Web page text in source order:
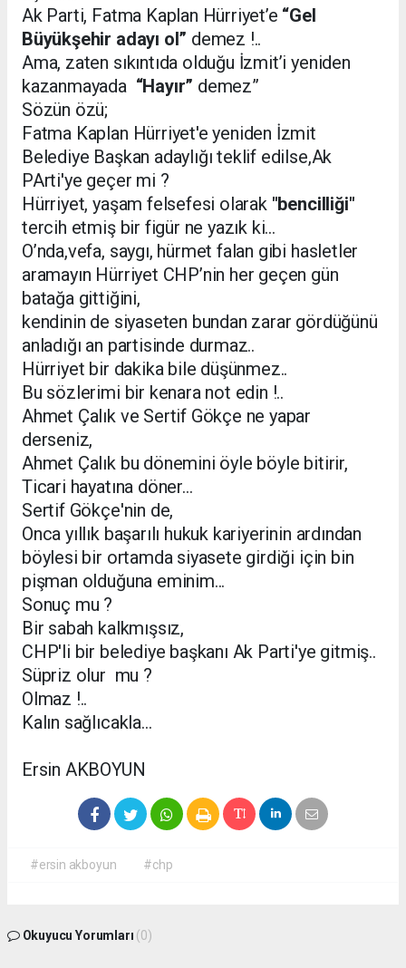
Ak Parti, Fatma Kaplan Hürriyet’e “Gel
Büyükşehir adayı ol” demez !..
Ama, zaten sıkıntıda olduğu İzmit’i yeniden
kazanmayada “Hayır” demez”
Sözün özü;
Fatma Kaplan Hürriyet'e yeniden İzmit
Belediye Başkan adaylığı teklif edilse,Ak
PArti'ye geçer mi ?
Hürriyet, yaşam felsefesi olarak"bencilliği"
tercih etmiş bir figür ne yazık ki...
O’nda,vefa, saygı, hürmet falan gibi hasletler
aramayın Hürriyet CHP’nin her geçen gün
batağa gittiğini,
kendinin de siyaseten bundan zarar gördüğünü
anladığı an partisinde durmaz..
Hürriyet bir dakika bile düşünmez..
Bu sözlerimi bir kenara not edin !..
Ahmet Çalık ve Sertif Gökçe ne yapar
derseniz,
Ahmet Çalık bu dönemini öyle böyle bitirir,
Ticari hayatına döner...
Sertif Gökçe'nin de,
Onca yıllık başarılı hukuk kariyerinin ardından
böylesi bir ortamda siyasete girdiği için bin
pişman olduğuna eminim...
Sonuç mu ?
Bir sabah kalkmışsız,
CHP'li bir belediye başkanı Ak Parti'ye gitmiş..
Süpriz olur mu ?
Olmaz !..
Kalın sağlıcakla...
Ersin AKBOYUN
#ersin akboyun #chp
Okuyucu Yorumları (0)